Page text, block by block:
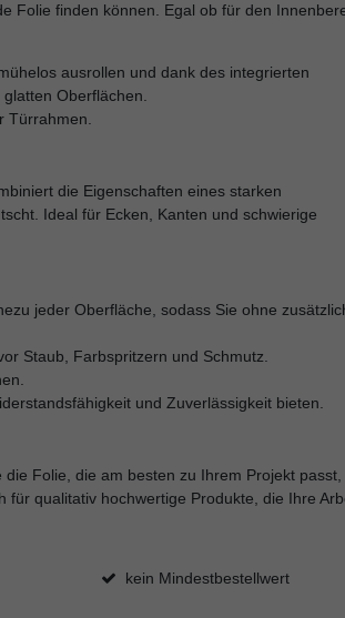
Folie finden können. Egal ob für den
ausrollen und dank des integrierten
Oberflächen.
Türrahmen.
die Eigenschaften eines starken
Ideal für Ecken, Kanten und schwierige
jeder Oberfläche, sodass Sie ohne
Staub, Farbspritzern und Schmutz.
und Zuverlässigkeit bieten.
Folie, die am besten zu Ihrem Projekt passt,
qualitativ hochwertige Produkte, die Ihre
kein Mindestbestellwert